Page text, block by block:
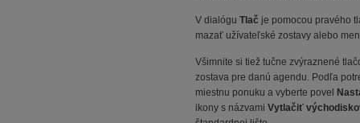
V dialógu Tlač je pomocou pravého
mazať užívateľské zostavy alebo
Všimnite si tiež tučne zvýraznené
zostava pre danú agendu. Podľa
miestnu ponuku a vyberte povel
ikony s názvami Vytlačiť